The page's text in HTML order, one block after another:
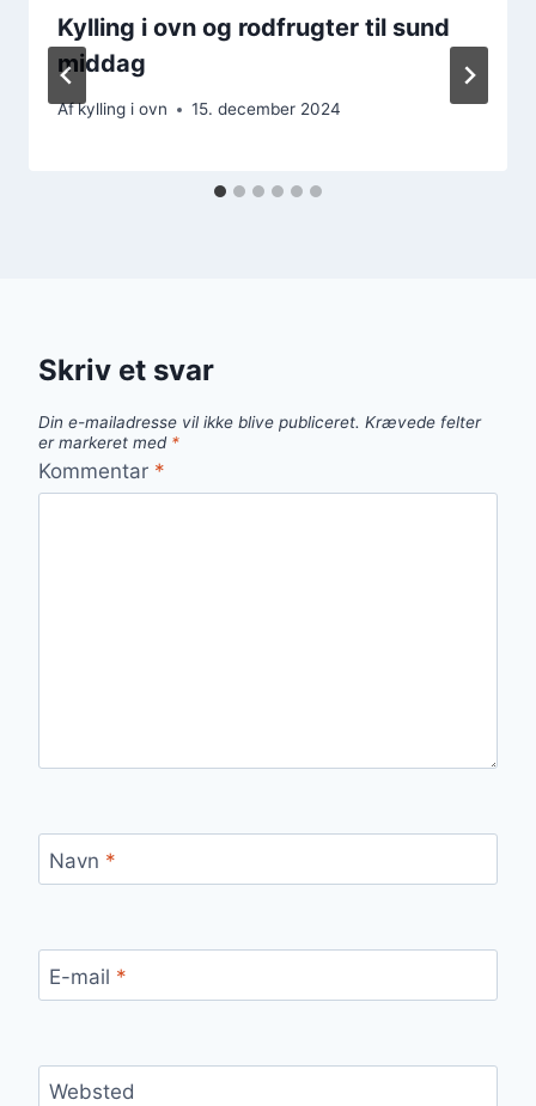
Kylling i ovn og rodfrugter til sund
middag
Afkylling i ovn 15. december 2024
Skriv et svar
Din e-mailadresse vil ikke blive publiceret. Krævede felter
er markeret med *
Kommentar *
Navn *
E-mail *
Websted